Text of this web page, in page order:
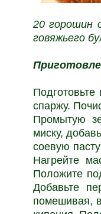
20 горошин
говяжьего
спаржу.
Промытую
миску,
соевую
Нагрейте
Положите
Добавьте
помешивая,